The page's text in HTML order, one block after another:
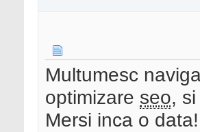
Multumesc
optimizare seo,
Mersi inca o data!